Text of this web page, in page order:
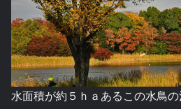
水面積が約５ｈａあるこの水鳥